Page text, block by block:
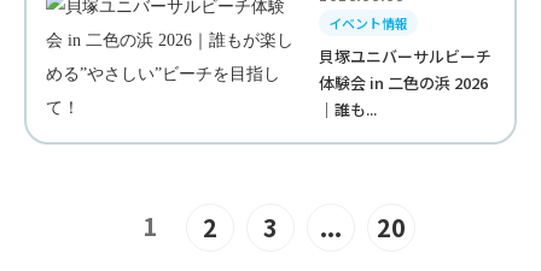
イベント情報
貝塚ユニバーサルビーチ
体験会 in 二色の浜 2026
｜誰も...
1 2 3 ... 20